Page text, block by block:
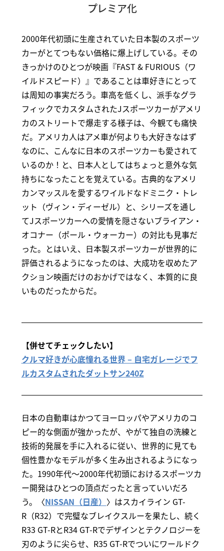
プレミア化
2000年代初頭に生産されていた日本製のスポーツ
カーがとてつもない価格に爆上げしている。その
きっかけのひとつが映画『FAST & FURIOUS（ワ
イルドスピード）』であることは車好きにとって
は周知の事実だろう。車高を低くし、派手なグラ
フィックでカスタムされたJスポーツカーがアメリ
カのストリートで爆走する様子は、今観ても痛快
だ。アメリカ人はアメ車が何よりも大好きなはず
なのに、こんなに日本のスポーツカーも愛されて
いるのか！と、日本人としてはちょっと意外な気
持ちになったことを覚えている。古典的なアメリ
カンマッスルを愛するワイルドなドミニク・トレ
ット（ヴィン・ディーゼル）と、シリーズを通し
てJスポーツカーへの愛情を隠さないブライアン・
オコナー（ポール・ウォーカー）の対比も見事だ
った。とはいえ、日本製スポーツカーが世界的に
評価されるようになったのは、大成功を収めたア
クション映画だけのおかげではなく、本質的に良
いものだったからだ。
【併せてチェックしたい】
クルマ好きが心底憧れる世界 – 自宅ガレージでフ
ルカスタムされたダットサン240Z
日本の自動車はかつてヨーロッパやアメリカのコ
ピー的な側面が強かったが、やがて独自の洗練と
技術的発展を手に入れるに従い、世界的に見ても
個性豊かなモデルが多く生み出されるようになっ
た。1990年代～2000年代初頭におけるスポーツカ
ー開発はひとつの頂点だったと言っていいだろ
う。〈NISSAN（日産） 〉はスカイライン GT-
R（R32）で完璧なブレイクスルーを果たし、続く
R33 GT-RとR34 GT-Rでデザインとテクノロジーを
刃のように尖らせ、R35 GT-Rでついにワールドク